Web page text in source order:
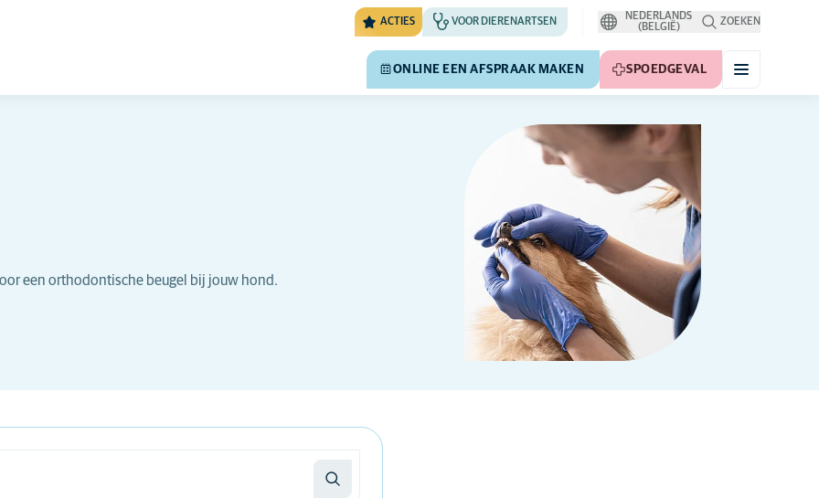
ACTIES VOOR DIERENARTSEN
NEDERLANDS
(BELGIË)
ZOEKEN
ONLINE EEN AFSPRAAK MAKEN SPOEDGEVAL
een orthodontische beugel bij jouw hond.